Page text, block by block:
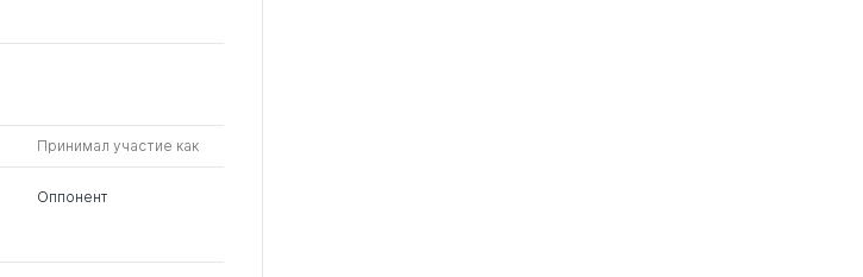
Принимал участие как
Оппонент